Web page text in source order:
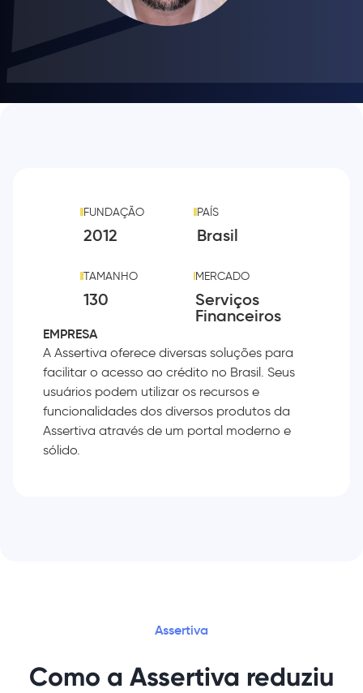
FUNDAÇÃO
2012
PAÍS
Brasil
TAMANHO
130
MERCADO
Serviços
Financeiros
EMPRESA
A Assertiva oferece diversas soluções para
facilitar o acesso ao crédito no Brasil. Seus
usuários podem utilizar os recursos e
funcionalidades dos diversos produtos da
Assertiva através de um portal moderno e
sólido.
Assertiva
Como a Assertiva reduziu